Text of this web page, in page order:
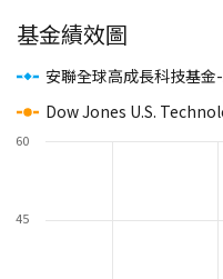
基金績效圖
安聯全球高成長科技基
Dow Jones U.S.
45
60